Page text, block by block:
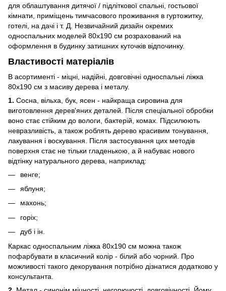
для облаштування дитячої / підліткової спальні, гостьової
кімнати, приміщень тимчасового проживання в гуртожитку,
готелі, на дачі і т. Д. Незвичайний дизайн окремих
односпальних моделей 80х190 см розрахований на
оформлення в будинку затишних куточків відпочинку.
Властивості матеріалів
В асортименті - міцні, надійні, довговічні односпальні ліжка
80х190 см з масиву дерева і металу.
1. Сосна, вільха, бук, ясен - найкраща сировина для
виготовлення дерев'яних деталей. Після спеціальної обробки
воно стає стійким до вологи, бактерій, комах. Підсилюють
невразливість, а також роблять дерево красивим тонування,
лакування і воскування. Після застосування цих методів
поверхня стає не тільки гладенькою, а й набуває нового
відтінку натурального дерева, наприклад:
венге;
яблуня;
махонь;
горіх;
дуб і ін.
Каркас односпальним ліжка 80х190 см можна також
пофарбувати в класичний колір - білий або чорний. Про
можливості такого декорування потрібно дізнатися додатково у
консультанта.